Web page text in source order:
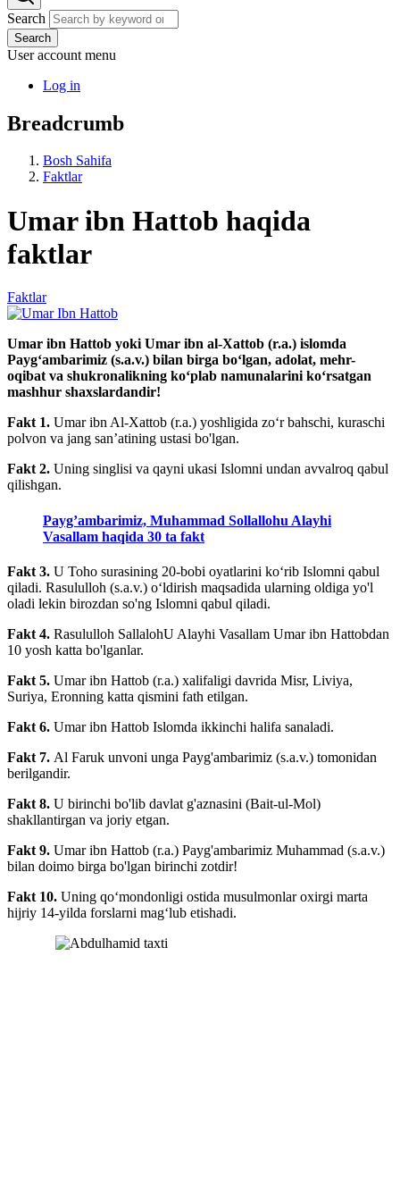
Search
Search
User account menu
Log in
Breadcrumb
Bosh Sahifa
Faktlar
Umar ibn Hattob haqida
faktlar
Faktlar
Umar ibn Hattob yoki Umar ibn al-Xattob (r.a.) islomda
Payg‘ambarimiz (s.a.v.) bilan birga bo‘lgan, adolat, mehr-
oqibat va shukronalikning ko‘plab namunalarini ko‘rsatgan
mashhur shaxslardandir!
Fakt 1. Umar ibn Al-Xattob (r.a.) yoshligida zoʻr bahschi, kuraschi
polvon va jang sanʼatining ustasi bo'lgan.
Fakt 2. Uning singlisi va qayni ukasi Islomni undan avvalroq qabul
qilishgan.
Payg’ambarimiz, Muhammad Sollallohu Alayhi
Vasallam haqida 30 ta fakt
Fakt 3. U Toho surasining 20-bobi oyatlarini koʻrib Islomni qabul
qiladi. Rasululloh (s.a.v.) oʻldirish maqsadida ularning oldiga yo'l
oladi lekin birozdan so'ng Islomni qabul qiladi.
Fakt 4. Rasululloh SallalohU Alayhi Vasallam Umar ibn Hattobdan
10 yosh katta bo'lganlar.
Fakt 5. Umar ibn Hattob (r.a.) xalifaligi davrida Misr, Liviya,
Suriya, Eronning katta qismini fath etilgan.
Fakt 6. Umar ibn Hattob Islomda ikkinchi halifa sanaladi.
Fakt 7. Al Faruk unvoni unga Payg'ambarimiz (s.a.v.) tomonidan
berilgandir.
Fakt 8. U birinchi bo'lib davlat g'aznasini (Bait-ul-Mol)
shakllantirgan va joriy etgan.
Fakt 9. Umar ibn Hattob (r.a.) Payg'ambarimiz Muhammad (s.a.v.)
bilan doimo birga bo'lgan birinchi zotdir!
Fakt 10. Uning qo‘mondonligi ostida musulmonlar oxirgi marta
hijriy 14-yilda forslarni mag‘lub etishadi.